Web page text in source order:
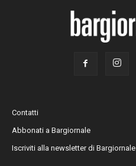
Contatti
Abbonati a Bargiornale
Iscriviti alla newsletter di Bargiornale